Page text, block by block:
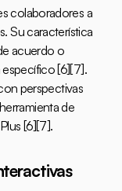
colaboradores a
Su característica
acuerdo o
específico [6][7].
perspectivas
de
[6][7].